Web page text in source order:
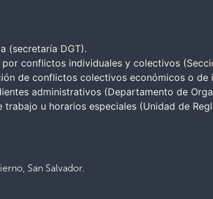
(secretaría DGT).
conflictos individuales y colectivos
de conflictos colectivos económicos o de
administrativos (Departamento de
u horarios especiales (Unidad de
San Salvador.